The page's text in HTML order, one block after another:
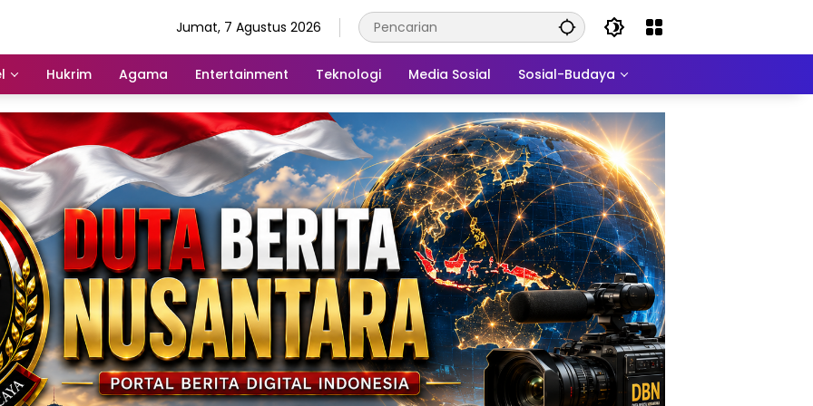
Jumat, 7 Agustus 2026
Hukrim Agama Entertainment Teknologi Media Sosial Sosial-Budaya